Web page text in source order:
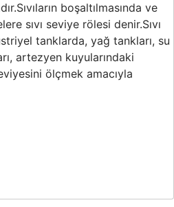
boşaltılmasında ve
sıvı seviye rölesi denir.Sıvı
tanklarda, yağ tankları, su
artezyen kuyularındaki
ölçmek amacıyla
açıklamalarında ve diğer